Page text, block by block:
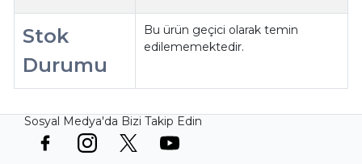
Stok
Durumu
Bu ürün geçici olarak temin
edilememektedir.
Sosyal Medya'da Bizi Takip Edin